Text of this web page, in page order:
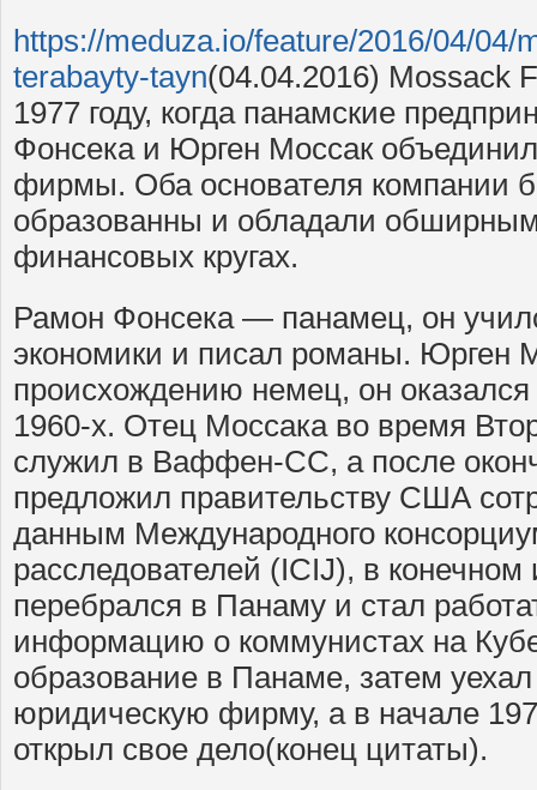
https://meduza.io/feature/2016/04/04/
terabayty-tayn(04.04.2016) Mossack
1977 году, когда панамские
Фонсека и Юрген Моссак
фирмы. Оба основателя компании
образованны и обладали
финансовых кругах.
Рамон Фонсека — панамец, он
экономики и писал романы. Юрген
происхождению немец, он
1960-х. Отец Моссака во время
служил в Ваффен-СС, а после
предложил правительству США
данным Международного
расследователей (ICIJ), в конечном
перебрался в Панаму и стал
информацию о коммунистах на
образование в Панаме, затем
юридическую фирму, а в начале
открыл свое дело(конец цитаты).